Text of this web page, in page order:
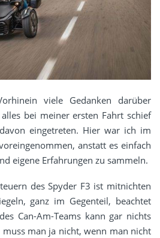
viele Gedanken darüber
bei meiner ersten Fahrt schief
eingetreten. Hier war ich im
anstatt es einfach
eigene Erfahrungen zu sammeln.
des Spyder F3 ist mitnichten
ganz im Gegenteil, beachtet
Can-Am-Teams kann gar nichts
muss man ja nicht, wenn man nicht